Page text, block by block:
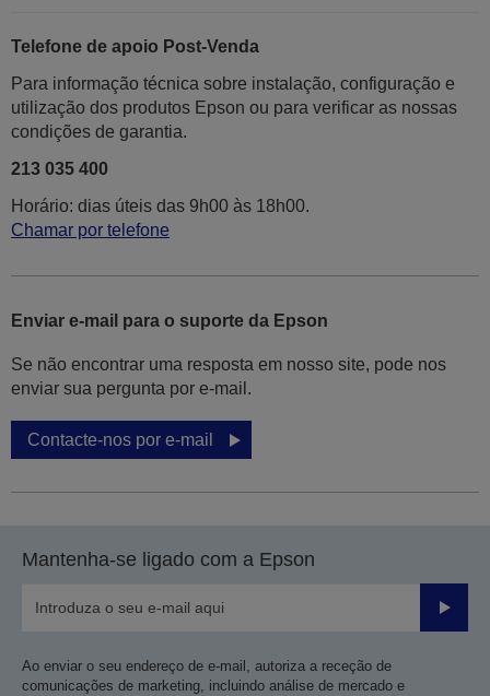
Telefone de apoio Post-Venda
Para informação técnica sobre instalação, configuração e
utilização dos produtos Epson ou para verificar as nossas
condições de garantia.
213 035 400
Horário: dias úteis das 9h00 às 18h00.
Chamar por telefone
Enviar e-mail para o suporte da Epson
Se não encontrar uma resposta em nosso site, pode nos
enviar sua pergunta por e-mail.
Contacte-nos por e-mail
Mantenha-se ligado com a Epson
Enviar
Ao enviar o seu endereço de e-mail, autoriza a receção de
comunicações de marketing, incluindo análise de mercado e